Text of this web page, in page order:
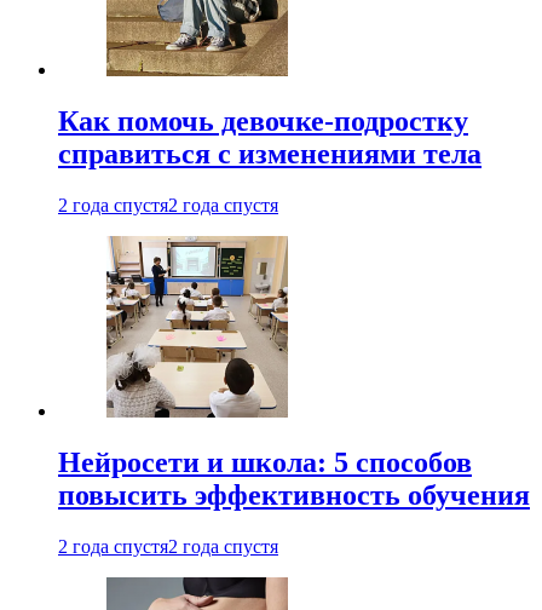
Как помочь девочке-подростку
справиться с изменениями тела
2 года спустя2 года спустя
Нейросети и школа: 5 способов
повысить эффективность обучения
2 года спустя2 года спустя